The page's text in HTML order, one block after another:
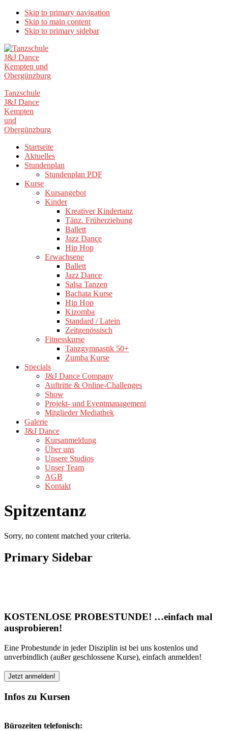
Skip to primary navigation
Skip to main content
Skip to primary sidebar
Tanzschule
J&J Dance
Kempten
und
Obergünzburg
Startseite
Aktuelles
Stundenplan
Stundenplan PDF
Kurse
Kursangebot
Kinder
Kreativer Kindertanz
Tänz. Früherziehung
Ballett
Jazz Dance
Hip Hop
Erwachsene
Ballett
Jazz Dance
Salsa Tanzen
Bachata Kurse
Hip Hop
Kizomba
Standard / Latein
Zeitgenössisch
Fitnesskurse
Tanzgymnastik 50+
Zumba Kurse
Specials
J&J Dance Company
Auftritte & Online-Challenges
Show
Projekt- und Eventmanagement
Mitglieder Mediathek
Galerie
J&J Dance
Kursanmeldung
Über uns
Unsere Studios
Unser Team
AGB
Kontakt
Spitzentanz
Sorry, no content matched your criteria.
Primary Sidebar
KOSTENLOSE PROBESTUNDE! …einfach mal
ausprobieren!
Eine Probestunde in jeder Disziplin ist bei uns kostenlos und
unverbindlich (außer geschlossene Kurse), einfach anmelden!
Jetzt anmelden!
Infos zu Kursen
Bürozeiten telefonisch: